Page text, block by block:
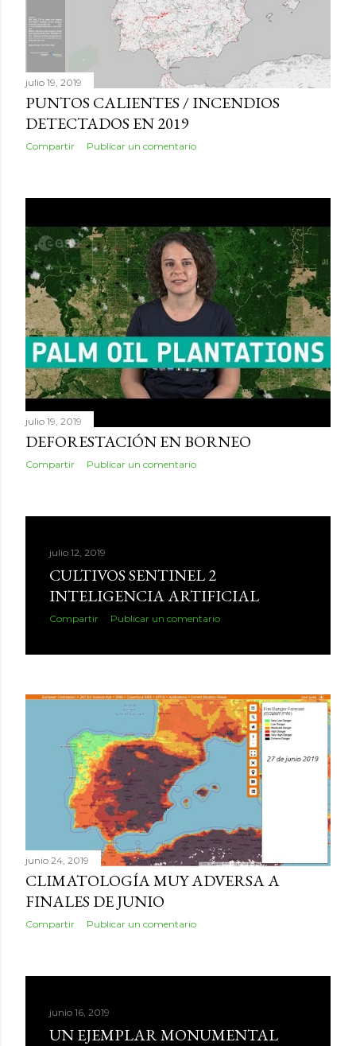
julio 19, 2019
PUNTOS CALIENTES / INCENDIOS
DETECTADOS EN 2019
Compartir Publicar un comentario
julio 19, 2019
DEFORESTACIÓN EN BORNEO
Compartir Publicar un comentario
julio 12, 2019
CULTIVOS SENTINEL 2
INTELIGENCIA ARTIFICIAL
Compartir Publicar un comentario
junio 24, 2019
CLIMATOLOGÍA MUY ADVERSA A
FINALES DE JUNIO
Compartir Publicar un comentario
junio 16, 2019
UN EJEMPLAR MONUMENTAL